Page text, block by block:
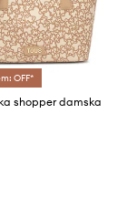
OFF*
shopper damska